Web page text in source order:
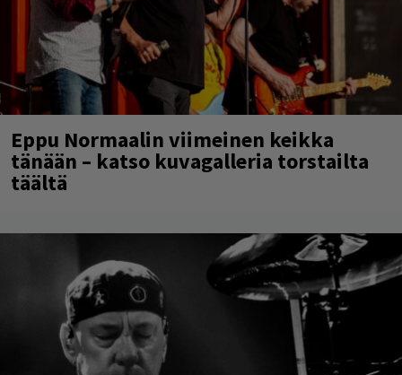
Eppu Normaalin viimeinen keikka
tänään – katso kuvagalleria torstailta
täältä